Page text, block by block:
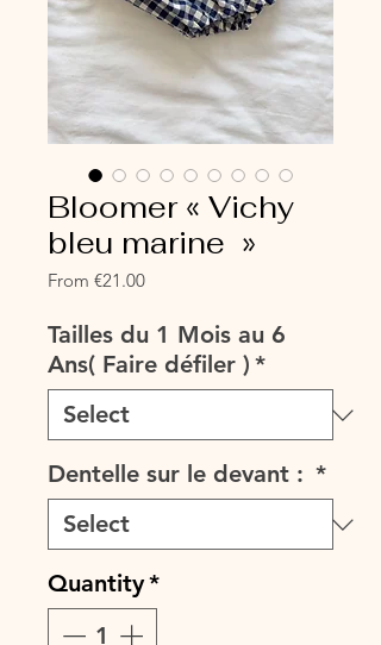
Bloomer « Vichy
bleu marine »
From €21.00Sale
Tailles du 1 Mois au 6
Ans( Faire défiler ) *
Dentelle sur le devant : *
Quantity*